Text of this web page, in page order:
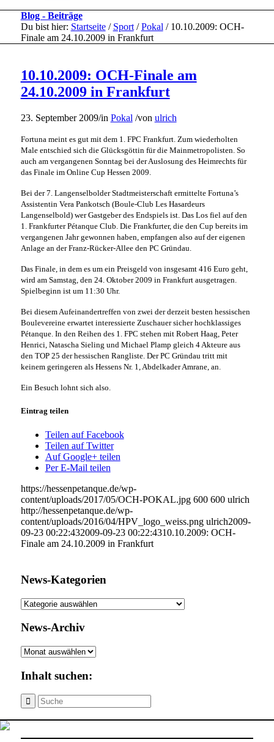
Blog - Beiträge
Du bist hier: Startseite / Sport / Pokal / 10.10.2009: OCH-
Finale am 24.10.2009 in Frankfurt
10.10.2009: OCH-Finale am
24.10.2009 in Frankfurt
23. September 2009/in Pokal /von ulrich
Fortuna meint es gut mit dem 1. FPC Frankfurt. Zum wiederholten
Male entschied sich die Glücksgöttin für die Mainmetropolisten. So
auch am vergangenen Sonntag bei der Auslosung des Heimrechts für
das Finale im Online Cup Hessen 2009.
Bei der 7. Langenselbolder Stadtmeisterschaft ermittelte Fortuna’s
Assistentin Vera Pankotsch (Boule-Club Les Hasardeurs
Langenselbold) wer Gastgeber des Endspiels ist. Das Los fiel auf den
1. Frankfurter Pétanque Club. Die Frankfurter, die den Cup bereits im
vergangenen Jahr gewonnen haben, empfangen also auf der eigenen
Anlage an der Franz-Rücker-Allee den PC Gründau.
Das Finale, in dem es um ein Preisgeld von insgesamt 416 Euro geht,
wird am Samstag, den 24. Oktober 2009 in Frankfurt ausgetragen.
Spielbeginn ist um 11:30 Uhr.
Bei diesem Aufeinandertreffen von zwei der derzeit besten hessischen
Boulevereine erwartet interessierte Zuschauer sicher hochklassiges
Pétanque. In den Reihen des 1. FPC stehen mit Robert Haag, Peter
Henrici, Natascha Sieling und Michael Plamp gleich 4 Akteure aus
den TOP 25 der hessischen Rangliste. Der PC Gründau tritt mit
keinem geringeren als Hessens Nr. 1, Abdelkader Amrane, an.
Ein Besuch lohnt sich also.
Eintrag teilen
Teilen auf Facebook
Teilen auf Twitter
Auf Google+ teilen
Per E-Mail teilen
https://hessenpetanque.de/wp-
content/uploads/2017/05/OCH-POKAL.jpg 600 600 ulrich
http://hessenpetanque.de/wp-
content/uploads/2016/04/HPV_logo_weiss.png ulrich2009-
09-23 00:22:432009-09-23 00:22:4310.10.2009: OCH-
Finale am 24.10.2009 in Frankfurt
News-Kategorien
News-
News-Archiv
News-
Inhalt suchen: